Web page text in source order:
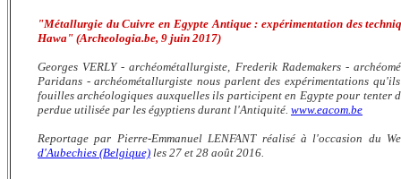
"Métallurgie du Cuivre en Egypte Antique : expérimentation des
Hawa" (Archeologia.be, 9 juin 2017)
Georges VERLY - archéométallurgiste, Frederik Rademakers -
Paridans - archéométallurgiste nous parlent des expérimentations
fouilles archéologiques auxquelles ils participent en Egypte pour tenter
perdue utilisée par les égyptiens durant l'Antiquité. www.eacom.be
Reportage par Pierre-Emmanuel LENFANT réalisé à l'occasion du
d'Aubechies (Belgique) les 27 et 28 août 2016.